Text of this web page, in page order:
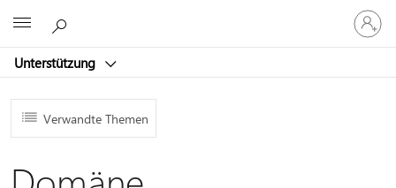
Unterstützung
Bei
Ihrem
Konto
Verwandte Themen